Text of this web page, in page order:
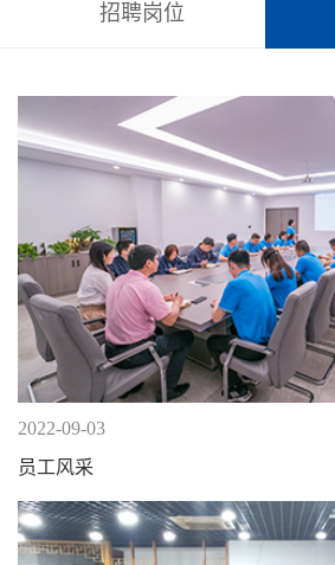
招聘岗位
2022-09-03
员工风采